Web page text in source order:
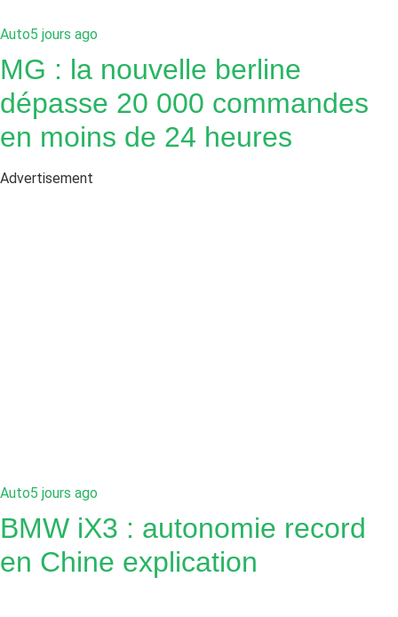
Auto5 jours ago
MG : la nouvelle berline
dépasse 20 000 commandes
en moins de 24 heures
Advertisement
Auto5 jours ago
BMW iX3 : autonomie record
en Chine explication